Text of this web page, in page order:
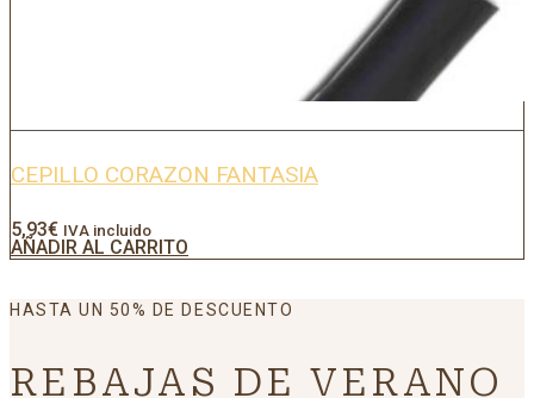
CEPILLO CORAZON FANTASIA
5,93€ IVA incluido
AÑADIR AL CARRITO
HASTA UN 50% DE DESCUENTO
REBAJAS DE VERANO